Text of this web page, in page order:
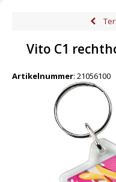
Vito C1
Artikelnummer: 21056100